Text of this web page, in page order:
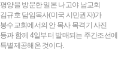
평양을 방문한 일본 나고야 남교회
김규호 담임목사(미국 시민권자)가
봉수교회에서의 안 목사 목격기 사진
등과 함께 4일부터 발매되는 주간조선에
특별제공해온 것이다.